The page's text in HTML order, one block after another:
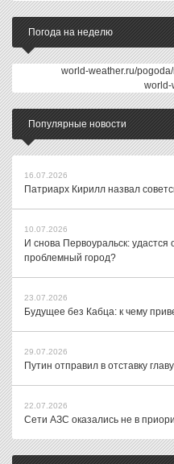
Погода на неделю
world-weather.ru/
world-
Популярные новости
16.07.2026
Патриарх Кирилл назвал
10.07.2026
И снова Первоуральск:
проблемный город?
23.07.2026
Будущее без Кабца: к чему
29.07.2026
Путин отправил в отставку
22.07.2026
Сети АЗС оказались не в